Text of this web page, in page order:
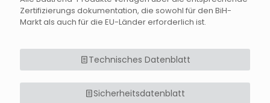
Zertifizierungs dokumentation, die sowohl für den BiH-
Markt als auch für die EU-Länder erforderlich ist.
Technisches Datenblatt
Sicherheitsdatenblatt